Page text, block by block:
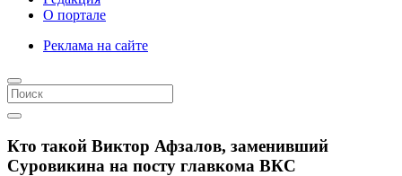
О портале
Реклама на сайте
Кто такой Виктор Афзалов, заменивший
Суровикина на посту главкома ВКС